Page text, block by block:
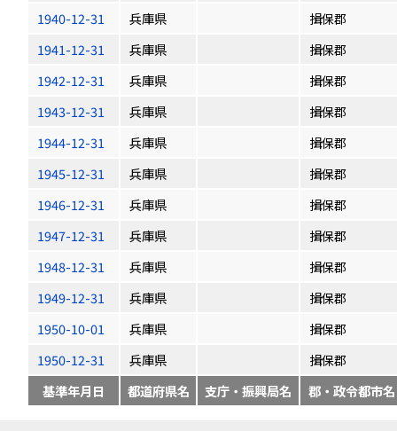
1940-12-31
兵庫県
揖保郡
1941-12-31
兵庫県
揖保郡
1942-12-31
兵庫県
揖保郡
1943-12-31
兵庫県
揖保郡
1944-12-31
兵庫県
揖保郡
1945-12-31
兵庫県
揖保郡
1946-12-31
兵庫県
揖保郡
1947-12-31
兵庫県
揖保郡
1948-12-31
兵庫県
揖保郡
1949-12-31
兵庫県
揖保郡
1950-10-01
兵庫県
揖保郡
1950-12-31
兵庫県
揖保郡
基準年月日
都道府県名 支庁・振興局名 郡・政令都市名